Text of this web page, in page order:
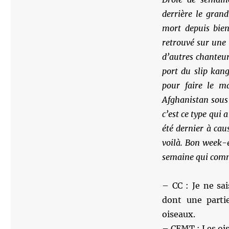
derrière le
mort depuis
retrouvé sur une
d’autres
port du slip
pour faire le
Afghanistan
c’est ce type qui
été dernier à
voilà. Bon week-
semaine qui
– CC : Je ne
dont une
oiseaux.